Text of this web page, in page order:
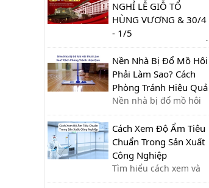
NGHỈ LỄ GIỖ TỔ
HÙNG VƯƠNG & 30/4
- 1/5
THÔNG BÁO LỊCH NGHỈ
LỄ GIỖ TỔ HÙNG
VƯƠNG & 30/4 -
1/5Kính gửi Quý khách
hàng và Quý đối
tác,Công ty xin trân
trọng thông báo lịch
nghỉ lễ như sau:- Giỗ
Tổ Hùng Vương: Nghỉ
ngày 26/04 – 27/04-
Giải phóng miền Nam
Nền Nhà Bị Đổ Mồ Hôi
Phải Làm Sao? Cách
Phòng Tránh Hiệu Quả
Nền nhà bị đổ mồ hôi
phải làm sao? Tìm hiểu
nguyên nhân và cách
xử lý nhanh, cùng giải
pháp phòng tránh hiệu
quả giúp sàn nhà luôn
khô ráo.
Cách Xem Độ Ẩm Tiêu
Chuẩn Trong Sản Xuất
Công Nghiệp
Tìm hiểu cách xem và
kiểm soát độ ẩm tiêu